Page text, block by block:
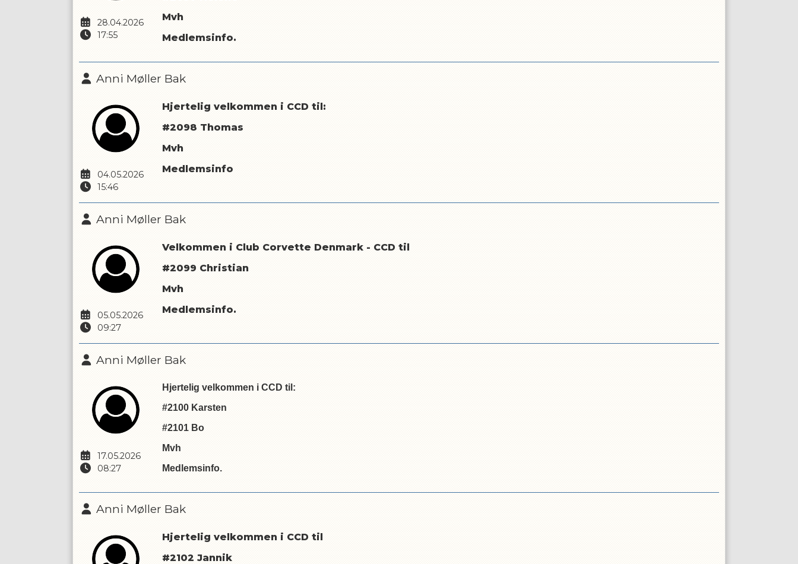
28.04.2026
17:55
Mvh
Medlemsinfo.
Anni Møller Bak
04.05.2026
15:46
Hjertelig velkommen i CCD til:
#2098 Thomas
Mvh
Medlemsinfo
Anni Møller Bak
05.05.2026
09:27
Velkommen i Club Corvette Denmark - CCD til
#2099 Christian
Mvh
Medlemsinfo.
Anni Møller Bak
17.05.2026
08:27
Hjertelig velkommen i CCD til:
#2100 Karsten
#2101 Bo
Mvh
Medlemsinfo.
Anni Møller Bak
Hjertelig velkommen i CCD til
#2102 Jannik